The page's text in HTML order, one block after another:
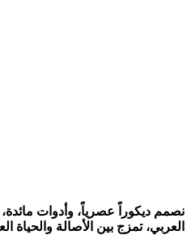
نصمم ديكوراً عصرياً، وأدوات
العربي، تمزج بين الأصالة والحياة